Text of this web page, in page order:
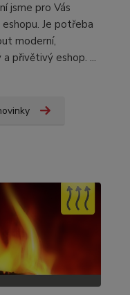
jsme pro Vás
Je potřeba
moderní,
přivětivý eshop. ...